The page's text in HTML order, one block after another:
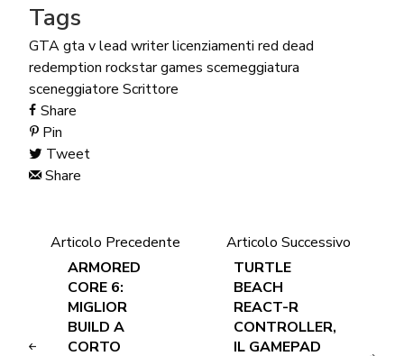
Tags
GTAgta vlead writerlicenziamenti red dead
redemption rockstar games scemeggiatura
sceneggiatore Scrittore
Share
Pin
Tweet
Share
Articolo Precedente
ARMORED
CORE 6:
MIGLIOR
BUILD A
CORTO
Articolo Successivo
TURTLE
BEACH
REACT-R
CONTROLLER,
IL GAMEPAD